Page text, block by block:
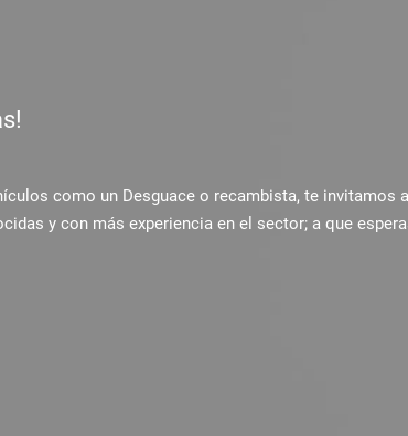
como un Desguace o recambista, te invitamos a
y con más experiencia en el sector; a que